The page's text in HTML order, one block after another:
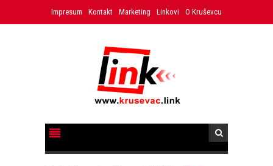
Impresum Kontakt Marketing Linkovi O Kruševcu